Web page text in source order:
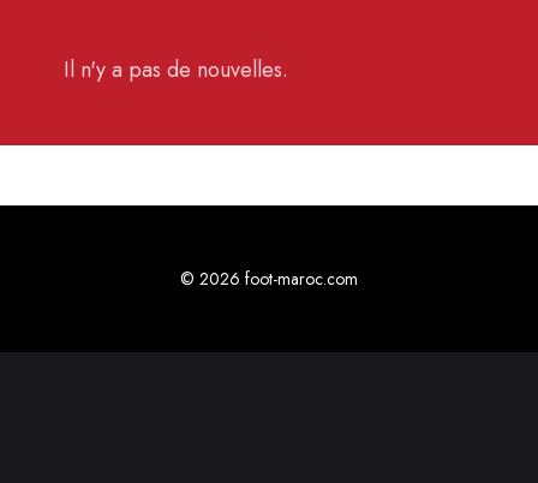
Il n'y a pas de nouvelles.
© 2026 foot-maroc.com